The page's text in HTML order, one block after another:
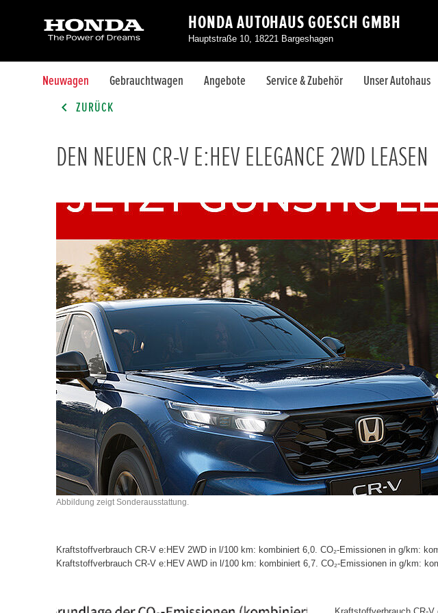
HONDA AUTOHAUS GOESCH GMBH
Hauptstraße 10, 18221 Bargeshagen
Neuwagen Gebrauchtwagen Angebote Service & Zubehör Unser Autohaus
ZURÜCK
DEN NEUEN CR-V E:HEV ELEGANCE 2WD LEASEN
Abbildung zeigt Sonderausstattung.
Kraftstoffverbrauch CR-V e:HEV 2WD in l/100 km: kombiniert 6,0. CO₂-Emissionen in g/km:
Kraftstoffverbrauch CR-V e:HEV AWD in l/100 km: kombiniert 6,7. CO₂-Emissionen in g/km:
Kraftstoffverbrauch CR-